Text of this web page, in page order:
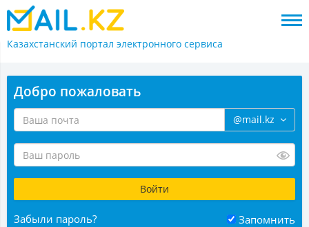
Казахстанский портал электронного сервиса
Добро пожаловать
@mail.kz
Забыли пароль? Запомнить